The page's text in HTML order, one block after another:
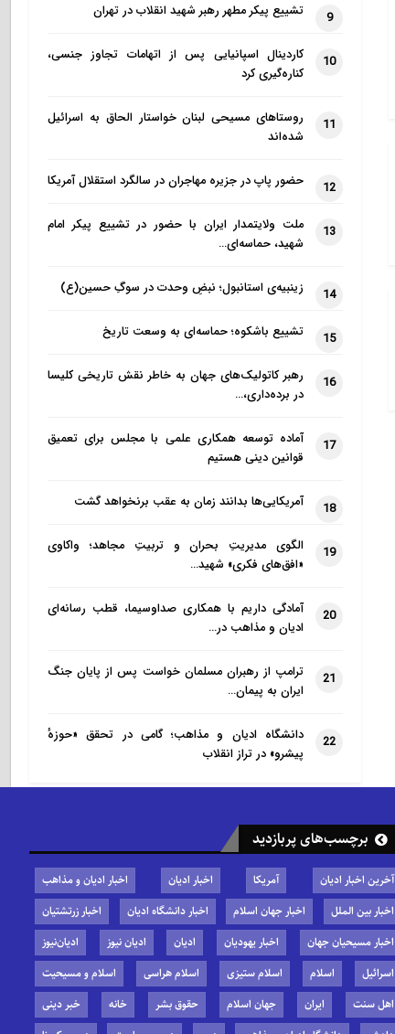
9 تشییع پیکر مطهر رهبر شهید انقلاب در تهران
10
کاردینال اسپانیایی پس از اتهامات تجاوز جنسی،
کناره‌گیری کرد
11
روستاهای مسیحی لبنان خواستار الحاق به اسرائیل
شده‌اند
12 حضور پاپ در جزیره مهاجران در سالگرد استقلال آمریکا
13
ملت ولایتمدار ایران با حضور در تشییع پیکر امام
شهید، حماسه‌ای…
14 زینبیه‌ی استانبول؛ نبضِ وحدت در سوگِ حسین(ع)
15 تشییع باشکوه؛ حماسه‌ای به وسعت تاریخ
16
رهبر کاتولیک‌های جهان به خاطر نقش تاریخی کلیسا
در برده‌داری،…
17
آماده توسعه همکاری علمی با مجلس برای تعمیق
قوانین دینی هستیم
18 آمریکایی‌ها بدانند زمان به عقب برنخواهد گشت
19
الگوی مدیریتِ بحران و تربیتِ مجاهد؛ واکاوی
«افق‌های فکری» شهید…
20
آمادگی داریم با همکاری صداوسیما، قطب رسانه‌ای
ادیان و مذاهب در…
21
ترامپ از رهبران مسلمان خواست پس از پایان جنگ
ایران به پیمان…
22
دانشگاه ادیان و مذاهب؛ گامی در تحقق «حوزهٔ
پیشرو» در تراز انقلاب
برچسب‌های پربازدید
آخرین اخبار ادیان آمریکا اخبار ادیان
اخبار ادیان و مذاهب
اخبار بین الملل
اخبار جهان اسلام اخبار دانشگاه ادیان
اخبار زرتشتیان
اخبار مسیحیان جهان
اخبار یهودیان ادیان ادیان نیوز
ادیان‌نیوز
اسرائیل
اسلام اسلام ستیزی اسلام هراسی
اسلام و مسیحیت
اهل سنت
ایران جهان اسلام حقوق بشر خانه
خبر دینی